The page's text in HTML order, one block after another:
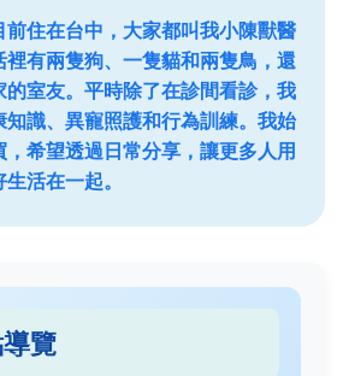
住在台中，大家都叫我小陳獸醫
有兩隻狗、一隻貓和兩隻鳥，還
室友。平時除了在診間看診，我
識、異寵照護和行為訓練。我始
希望透過日常分享，讓更多人用
活在一起。
覽